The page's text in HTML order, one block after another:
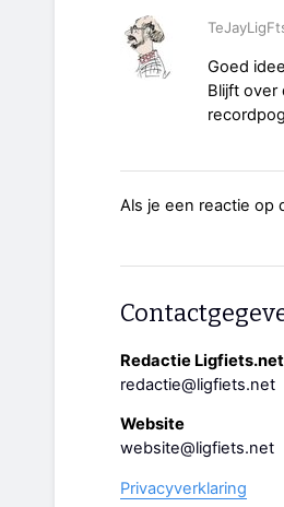
Goed
Blijft over
Als je een reactie op
Redactie Ligfiets.net
redactie@ligfiets.net
Website
website@ligfiets.net
Privacyverklaring